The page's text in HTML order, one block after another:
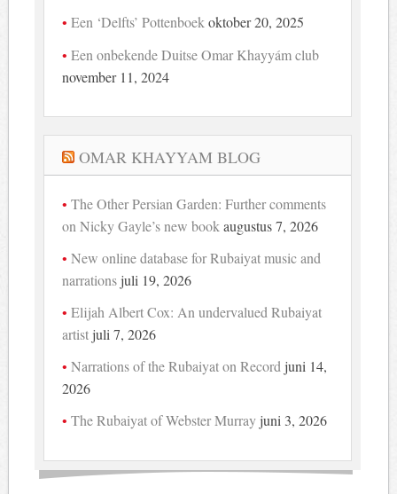
Een ‘Delfts’ Pottenboek oktober 20, 2025
Een onbekende Duitse Omar Khayyám club
november 11, 2024
OMAR KHAYYAM BLOG
The Other Persian Garden: Further comments
on Nicky Gayle’s new book augustus 7, 2026
New online database for Rubaiyat music and
narrations juli 19, 2026
Elijah Albert Cox: An undervalued Rubaiyat
artist juli 7, 2026
Narrations of the Rubaiyat on Record juni 14,
2026
The Rubaiyat of Webster Murray juni 3, 2026